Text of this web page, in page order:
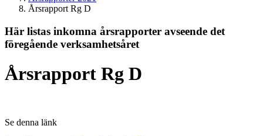
Årsrapport Rg D
Här listas inkomna årsrapporter avseende det
föregående verksamhetsåret
Årsrapport Rg D
Se denna länk